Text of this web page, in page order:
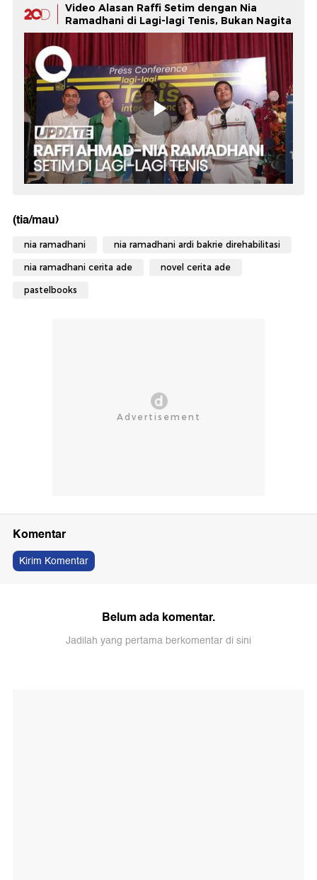
Video Alasan Raffi Setim dengan Nia
Ramadhani di Lagi-lagi Tenis, Bukan Nagita
(tia/mau)
nia ramadhani nia ramadhani ardi bakrie direhabilitasi
nia ramadhani cerita ade novel cerita ade
pastelbooks
Komentar
Kirim Komentar
Belum ada komentar.
Jadilah yang pertama berkomentar di sini